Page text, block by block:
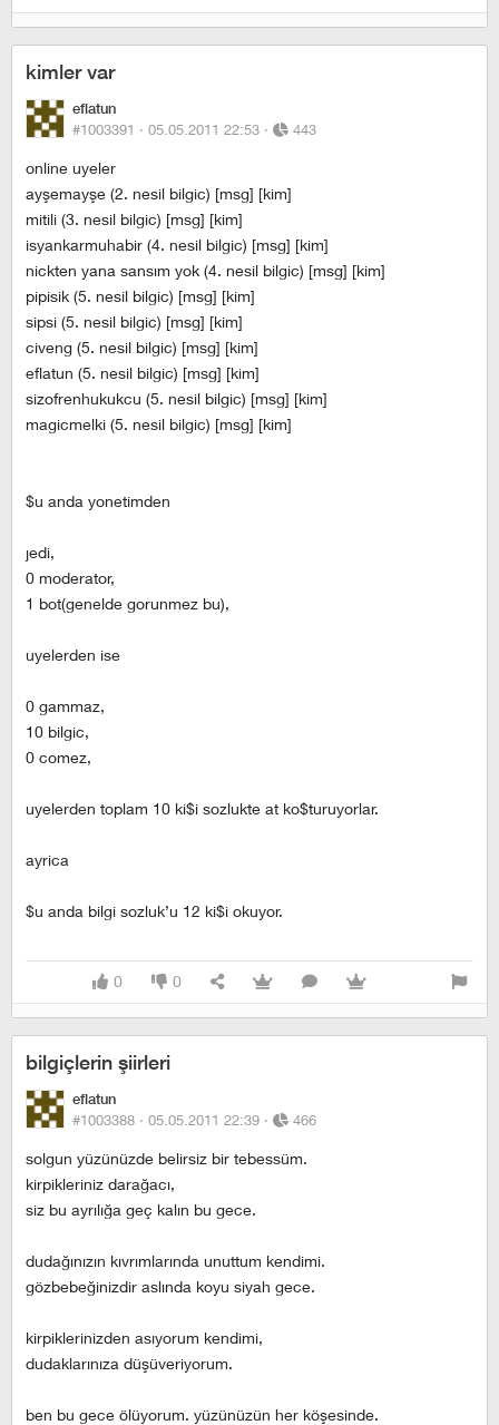
kimler var
eflatun
#1003391 · 05.05.2011 22:53 · 443
online uyeler
ayşemayşe (2. nesil bilgic) [msg] [kim]
mitili (3. nesil bilgic) [msg] [kim]
isyankarmuhabir (4. nesil bilgic) [msg] [kim]
nickten yana sansım yok (4. nesil bilgic) [msg] [kim]
pipisik (5. nesil bilgic) [msg] [kim]
sipsi (5. nesil bilgic) [msg] [kim]
civeng (5. nesil bilgic) [msg] [kim]
eflatun (5. nesil bilgic) [msg] [kim]
sizofrenhukukcu (5. nesil bilgic) [msg] [kim]
magicmelki (5. nesil bilgic) [msg] [kim]
$u anda yonetimden
jedi,
0 moderator,
1 bot(genelde gorunmez bu),
uyelerden ise
0 gammaz,
10 bilgic,
0 comez,
uyelerden toplam 10 ki$i sozlukte at ko$turuyorlar.
ayrica
$u anda bilgi sozluk’u 12 ki$i okuyor.
0 0
bilgiçlerin şiirleri
eflatun
#1003388 · 05.05.2011 22:39 · 466
solgun yüzünüzde belirsiz bir tebessüm.
kirpikleriniz darağacı,
siz bu ayrılığa geç kalın bu gece.
dudağınızın kıvrımlarında unuttum kendimi.
gözbebeğinizdir aslında koyu siyah gece.
kirpiklerinizden asıyorum kendimi,
dudaklarınıza düşüveriyorum.
ben bu gece ölüyorum. yüzünüzün her köşesinde.